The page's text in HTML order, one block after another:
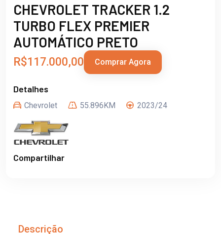
CHEVROLET TRACKER 1.2
TURBO FLEX PREMIER
AUTOMÁTICO PRETO
R$117.000,00 Comprar Agora
Detalhes
Chevrolet 55.896KM 2023/24
Compartilhar
Descrição